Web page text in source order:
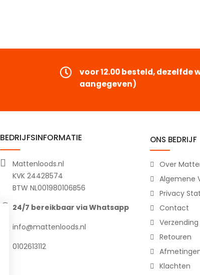
voor 12.00 besteld,
aangegeven)
BEDRIJFSINFORMATIE
Mattenloods.nl
KVK 24428574
BTW NL001980106B56
24/7 bereikbaar via Whatsapp
info@mattenloods.nl
0102613112
ONS BEDRIJF
Over
Algemene
Privacy
Contact
Retouren
Klachten